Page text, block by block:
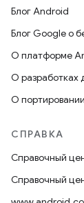
Блог Android
Блог Google о
О платформе
О разработках
О
СПРАВКА
Справочный
Справочный